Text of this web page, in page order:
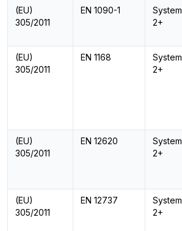
(EU)
305/2011
EN 1090-1
System
2+
(EU)
305/2011
EN 1168
System
2+
(EU)
305/2011
EN 12620
System
2+
(EU)
305/2011
EN 12737
System
2+